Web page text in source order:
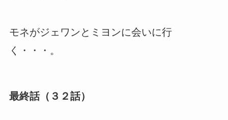
モネがジェワンとミヨンに会いに行
く・・・。
最終話（３２話）